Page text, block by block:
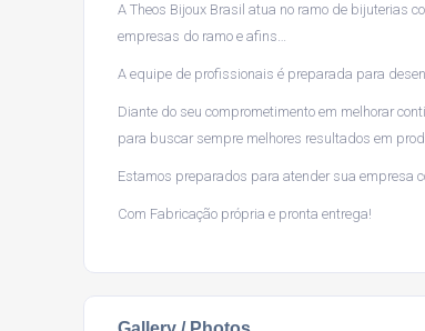
A Theos Bijoux Brasil atua no ramo de bijuterias
empresas do ramo e afins…
A equipe de profissionais é preparada para
Diante do seu comprometimento em melhorar
para buscar sempre melhores resultados em
Estamos preparados para atender sua empresa
Com Fabricação própria e pronta entrega!